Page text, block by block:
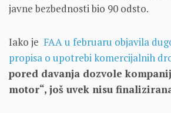
javne bezbednosti bio 90 odsto.
Iako je FAA u februaru objavila
propisa o upotrebi komercijalnih
pored davanja dozvole
motor“, još uvek nisu